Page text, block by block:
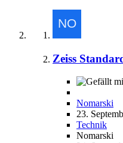
Zeiss
Nomarski
23.
Technik
Nomarski